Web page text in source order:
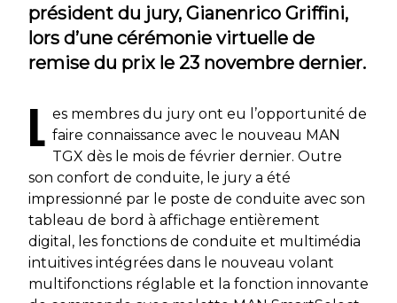
président du jury, Gianenrico Griffini,
lors d’une cérémonie virtuelle de
remise du prix le 23 novembre dernier.
L es membres du jury ont eu l’opportunité de
faire connaissance avec le nouveau MAN
TGX dès le mois de février dernier. Outre
son confort de conduite, le jury a été
impressionné par le poste de conduite avec son
tableau de bord à affichage entièrement
digital, les fonctions de conduite et multimédia
intuitives intégrées dans le nouveau volant
multifonctions réglable et la fonction innovante